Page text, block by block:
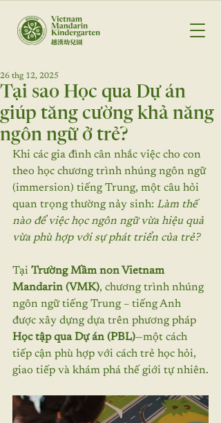
Tại sao Học qua Dự án
giúp tăng cường khả năng
ngôn ngữ ở trẻ?
26 thg 12, 2025
Khi các gia đình cân nhắc việc cho con
theo học chương trình nhúng ngôn ngữ
(immersion) tiếng Trung, một câu hỏi
quan trọng thường nảy sinh: Làm thế
nào để việc học ngôn ngữ vừa hiệu quả
vừa phù hợp với sự phát triển của trẻ?
Tại Trường Mầm non Vietnam
Mandarin (VMK), chương trình nhúng
ngôn ngữ tiếng Trung – tiếng Anh
được xây dựng dựa trên phương pháp
Học tập qua Dự án (PBL)—một cách
tiếp cận phù hợp với cách trẻ học hỏi,
giao tiếp và khám phá thế giới tự nhiên.